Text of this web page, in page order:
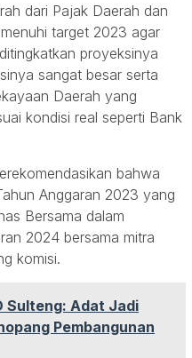
dari Pajak Daerah dan
target 2023 agar
proyeksinya
sangat besar serta
Daerah yang
kondisi real seperti Bank
bahwa
Anggaran 2023 yang
Bersama dalam
2024 bersama mitra
komisi.
Sulteng: Adat Jadi
Pembangunan